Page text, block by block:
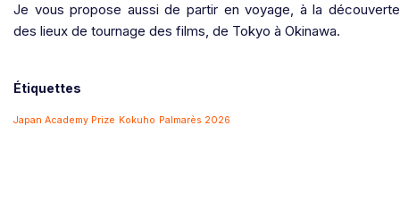
Je vous propose aussi de partir en voyage, à la découverte
des lieux de tournage des films, de Tokyo à Okinawa.
Étiquettes
Japan Academy Prize Kokuho Palmarès 2026